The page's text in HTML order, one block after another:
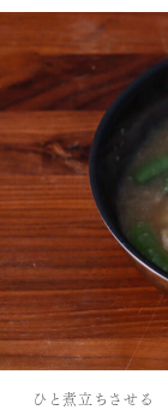
ひと煮立ちさせる